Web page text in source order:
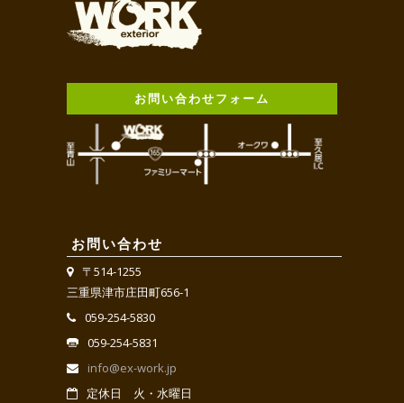
お問い合わせフォーム
お問い合わせ
〒514-1255
三重県津市庄田町656-1
059-254-5830
059-254-5831
info@ex-work.jp
定休日 火・水曜日